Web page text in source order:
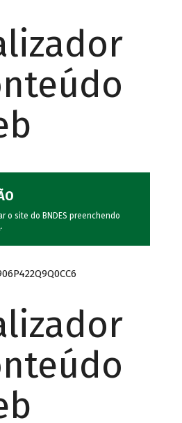
o site do BNDES preenchendo
.